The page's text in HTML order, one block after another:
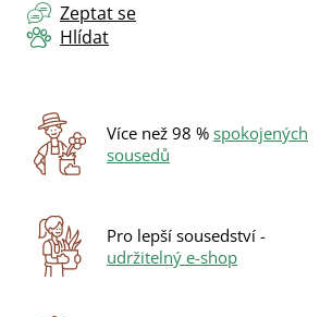
Zeptat se
Hlídat
Více než 98 % spokojených
sousedů
Pro lepší sousedství -
udržitelný e-shop